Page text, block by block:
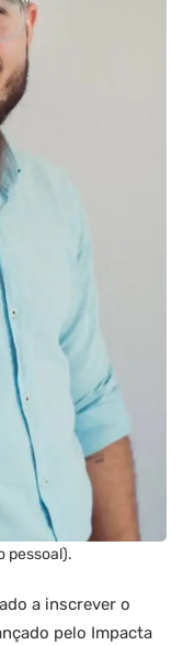
pessoal).
a inscrever o
pelo Impacta